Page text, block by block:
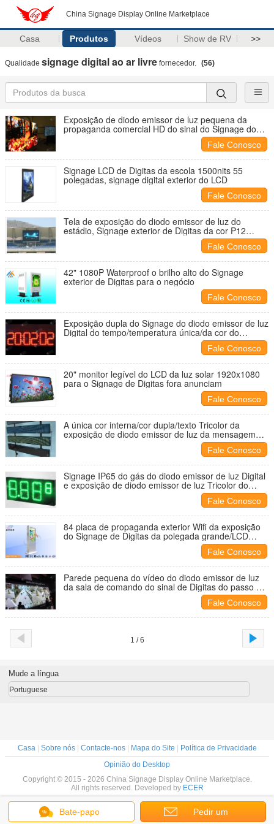
China Signage Display Online Marketplace
Casa Produtos Vídeos Show de RV >>
Qualidade signage digital ao ar livre fornecedor. (56)
Exposição de diodo emissor de luz pequena da
propaganda comercial HD do sinal do Signage do
diodo emissor de luz Digital do passo P2.5mm
Fale Conosco
Signage LCD de Digitas da escola 1500nits 55
polegadas, signage digital exterior do LCD
Fale Conosco
Tela de exposição do diodo emissor de luz do
estádio, Signage exterior de Digitas da cor P12
Fale Conosco
42" 1080P Waterproof o brilho alto do Signage
exterior de Digitas para o negócio
Fale Conosco
Exposição dupla do Signage do diodo emissor de luz
Digital do tempo/temperatura única/da cor do
Fale Conosco
20" monitor legível do LCD da luz solar 1920x1080
para o Signage de Digitas fora anunciam
Fale Conosco
A única cor interna/cor dupla/texto Tricolor da
exposição de diodo emissor de luz da mensagem
Fale Conosco
Signage IP65 do gás do diodo emissor de luz Digital
e exposição de diodo emissor de luz Tricolor do
Fale Conosco
84 placa de propaganda exterior Wifi da exposição
do Signage de Digitas da polegada grande/LCD
Fale Conosco
Parede pequena do vídeo do diodo emissor de luz
da sala de comando do sinal de Digitas do passo do
diodo emissor de luz do preto de alta resolução de
Fale Conosco
1 / 6
Bate-papo Pedir um
Mude a língua
Portuguese
Casa| Sobre nós| Contacte-nos| Mapa do Site
Política de Privacidade
Opinião do Desktop
Copyright © 2015 - 2026 China Signage Display Online Marketplace.
All rights reserved. Developed by ECER